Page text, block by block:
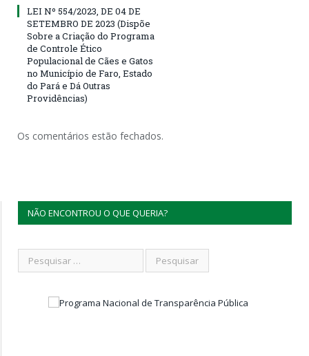
LEI Nº 554/2023, DE 04 DE
SETEMBRO DE 2023 (Dispõe
Sobre a Criação do Programa
de Controle Ético
Populacional de Cães e Gatos
no Município de Faro, Estado
do Pará e Dá Outras
Providências)
Os comentários estão fechados.
NÃO ENCONTROU O QUE QUERIA?